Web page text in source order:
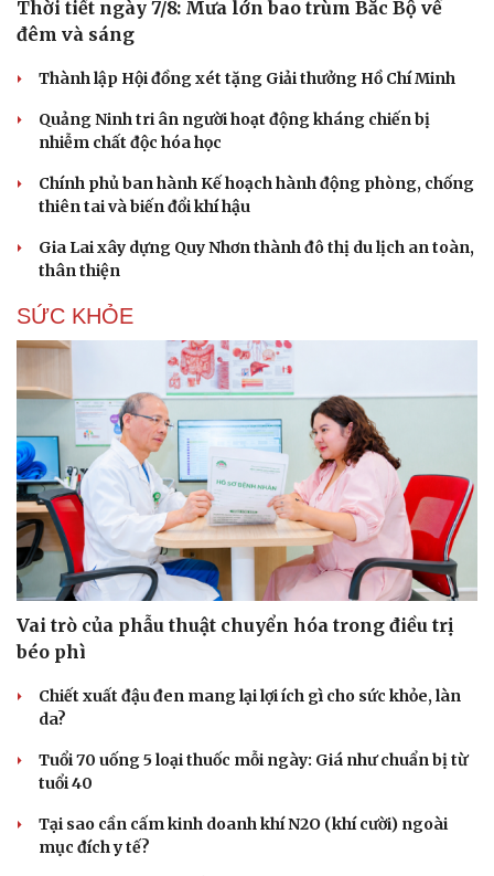
Du lịch
Tư vấn
Săn Tour
check-in
Podcast
Câu chuyện thời sự
Đọc truyện đêm khuya
Cửa sổ tình yêu
Hạt giống tâm hồn
Thời tiết ngày 7/8: Mưa lớn bao trùm Bắc Bộ về
đêm và sáng
Thành lập Hội đồng xét tặng Giải thưởng Hồ Chí Minh
Quảng Ninh tri ân người hoạt động kháng chiến bị
nhiễm chất độc hóa học
Chính phủ ban hành Kế hoạch hành động phòng, chống
thiên tai và biến đổi khí hậu
Gia Lai xây dựng Quy Nhơn thành đô thị du lịch an toàn,
thân thiện
SỨC KHỎE
Vai trò của phẫu thuật chuyển hóa trong điều trị
béo phì
Chiết xuất đậu đen mang lại lợi ích gì cho sức khỏe, làn
da?
Tuổi 70 uống 5 loại thuốc mỗi ngày: Giá như chuẩn bị từ
tuổi 40
Tại sao cần cấm kinh doanh khí N2O (khí cười) ngoài
mục đích y tế?